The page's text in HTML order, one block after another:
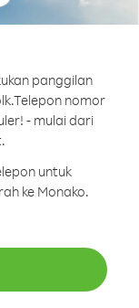
panggilan
Telepon nomor
- mulai dari
untuk
ke Monako.